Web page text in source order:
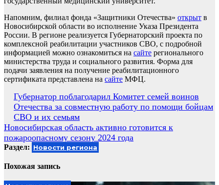
Напомним, филиал фонда «Защитники Отечества» открыт в
Новосибирской области во исполнение Указа Президента
России. В регионе реализуется Губернаторский проекта по
комплексной реабилитации участников СВО, с подробной
информацией можно ознакомиться на сайте регионального
министерства труда и социального развития. Форма для
подачи заявления на получение реабилитационного
сертификата представлена на сайте МФЦ.
Навигация
по
записям
Губернатор поблагодарил Комитет семей воинов
Отечества за совместную работу по помощи бойцам
СВО и их семьям
Новосибирская область активно готовится к
пожароопасному сезону 2024 года
Раздел: Новости региона
Похожая запись